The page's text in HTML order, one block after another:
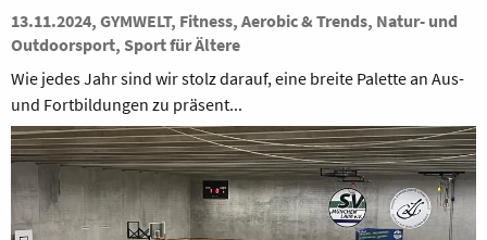
13.11.2024, GYMWELT, Fitness, Aerobic & Trends, Natur- und
Outdoorsport, Sport für Ältere
Wie jedes Jahr sind wir stolz darauf, eine breite Palette an Aus-
und Fortbildungen zu präsent...